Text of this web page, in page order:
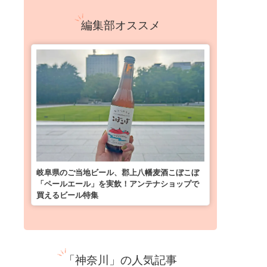
編集部オススメ
岐阜県のご当地ビール、郡上八幡麦酒こぼこぼ
「ペールエール」を実飲！アンテナショップで
買えるビール特集
「神奈川」の人気記事